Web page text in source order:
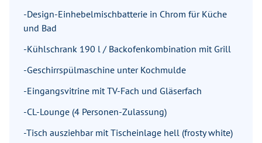
-Design-Einhebelmischbatterie in Chrom für Küche
und Bad
-Kühlschrank 190 l / Backofenkombination mit Grill
-Geschirrspülmaschine unter Kochmulde
-Eingangsvitrine mit TV-Fach und Gläserfach
-CL-Lounge (4 Personen-Zulassung)
-Tisch ausziehbar mit Tischeinlage hell (frosty white)